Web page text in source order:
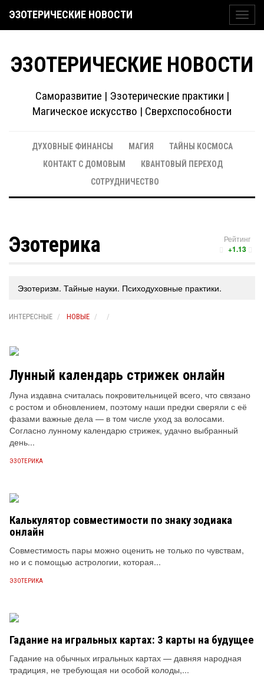
ЭЗОТЕРИЧЕСКИЕ НОВОСТИ
ЭЗОТЕРИЧЕСКИЕ НОВОСТИ
Саморазвитие | Эзотерические практики |
Магическое искусство | Сверхспособности
ДУХОВНЫЕ ФИНАНСЫ МАГИЯ
ТАЙНЫ КОСМОСА
КОНТАКТ С ДОМОВЫМ
КВАНТОВЫЙ ПЕРЕХОД
СОТРУДНИЧЕСТВО
Рейтинг
+1.13
Эзотерика
Эзотеризм. Тайные науки. Психодуховные практики.
ИНТЕРЕСНЫЕ НОВЫЕ
Лунный календарь стрижек онлайн
Луна издавна считалась покровительницей всего, что связано
с ростом и обновлением, поэтому наши предки сверяли с её
фазами важные дела — в том числе уход за волосами.
Согласно лунному календарю стрижек, удачно выбранный
день...
ЭЗОТЕРИКА
Калькулятор совместимости по знаку зодиака
онлайн
Совместимость пары можно оценить не только по чувствам,
но и с помощью астрологии, которая...
ЭЗОТЕРИКА
Гадание на игральных картах: 3 карты на будущее
Гадание на обычных игральных картах — давняя народная
традиция, не требующая ни особой колоды,...